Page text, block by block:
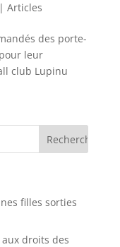
Articles
des porte-
leur
club Lupinu
filles sorties
droits des